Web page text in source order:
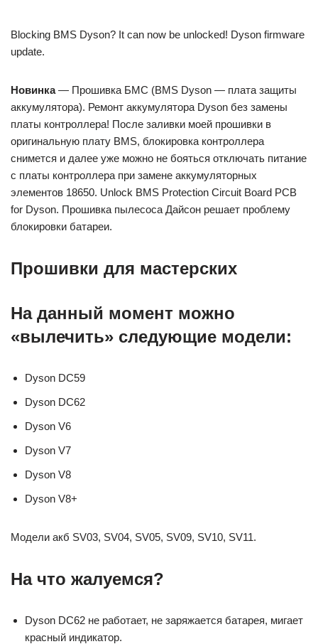
Blocking BMS Dyson? It can now be unlocked! Dyson firmware
update.
Новинка— Прошивка БМС (BMS Dyson — плата защиты
аккумулятора). Ремонт аккумулятора Dyson без замены
платы контроллера! После заливки моей прошивки в
оригинальную плату BMS, блокировка контроллера
снимется и далее уже можно не бояться отключать питание
с платы контроллера при замене аккумуляторных
элементов 18650. Unlock BMS Protection Circuit Board PCB
for Dyson. Прошивка пылесоса Дайсон решает проблему
блокировки батареи.
Прошивки для мастерских
На данный момент можно
«вылечить» следующие модели:
Dyson DC59
Dyson DC62
Dyson V6
Dyson V7
Dyson V8
Dyson V8+
Модели акб SV03, SV04, SV05, SV09, SV10, SV11.
На что жалуемся?
Dyson DC62 не работает, не заряжается батарея, мигает
красный индикатор.